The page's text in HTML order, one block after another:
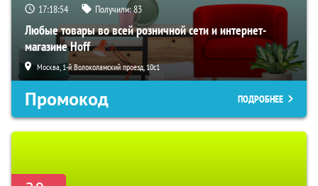
17:18:53 Получили:83
Любые товары во всей розничной сети и интернет-
магазине Hoff
Москва, 1-й Волоколамский проезд, 10с1
Промокод ПОДРОБНЕЕ